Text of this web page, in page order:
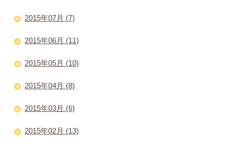
2015年07月 (7)
2015年06月 (11)
2015年05月 (10)
2015年04月 (8)
2015年03月 (6)
2015年02月 (13)